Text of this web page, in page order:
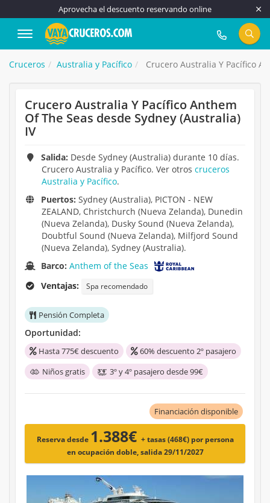
Aprovecha el descuento reservando online
917 815 555
Cruceros Australia y Pacífico Crucero Australia Y Pacífico
Crucero Australia Y Pacífico Anthem
Of The Seas desde Sydney (Australia)
IV
Salida: Desde Sydney (Australia) durante 10 días.
Crucero Australia y Pacífico. Ver otros cruceros
Australia y Pacífico.
Puertos: Sydney (Australia), PICTON - NEW
ZEALAND, Christchurch (Nueva Zelanda), Dunedin
(Nueva Zelanda), Dusky Sound (Nueva Zelanda),
Doubtful Sound (Nueva Zelanda), Milfjord Sound
(Nueva Zelanda), Sydney (Australia).
Barco:Anthem of the Seas
Ventajas:
Spa recomendado
Pensión Completa
Oportunidad:
Hasta 775€ descuento
60% descuento 2º pasajero
Niños gratis
3º y 4º pasajero desde 99€
Financiación disponible
Reserva desde 1.388€ + tasas (468€) por persona
en ocupación doble, salida 29/11/2027